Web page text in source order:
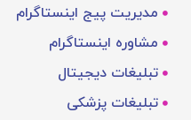
مدیریت پیج اینستاگرام
مشاوره اینستاگرام
تبلیغات دیجیتال
تبلیغات پزشکی